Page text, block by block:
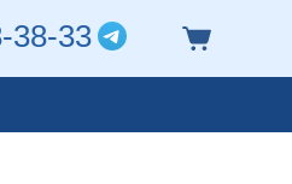
38-33